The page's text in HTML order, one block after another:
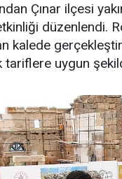
Çınar ilçesi
etkinliği
kalede
uygun